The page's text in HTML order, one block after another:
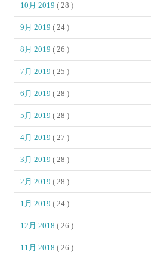
10月 2019( 28 )
9月 2019( 24 )
8月 2019( 26 )
7月 2019( 25 )
6月 2019( 28 )
5月 2019( 28 )
4月 2019( 27 )
3月 2019( 28 )
2月 2019( 28 )
1月 2019( 24 )
12月 2018( 26 )
11月 2018( 26 )